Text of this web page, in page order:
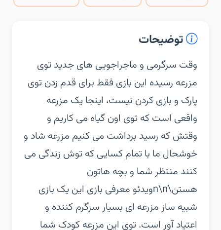
توضیحات
‏‏وقت سرگرمی و ماجراجویی های جدید توی
مزرعه رسیده این بازی فقط برای قدم زدن توی
پارک و بازی کردن نیست، اینجا یک مزرعه
واقعی است که توی اون گیاه می کاریم و
وقتش که رسید برداشت می کنیم‏ مزرعه شاد و
خوشحال ما با تمام کسایی که توش زندگی می
کنند منتظر شما و بچه هاتون
هستن\n\nویدئو معرفی بازی‏ این یک بازی
شبیه ساز مزرعه ای بسیار سرگرم کننده و
اعتیاد آور است. توی این مزرعه کودک شما